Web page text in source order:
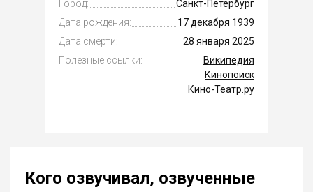
Город:
Санкт-Петербург
Дата рождения:
17 декабря 1939
Дата смерти:
28 января 2025
Полезные ссылки:
Википедия
Кинопоиск
Кино-Театр.ру
Кого озвучивал, озвученные